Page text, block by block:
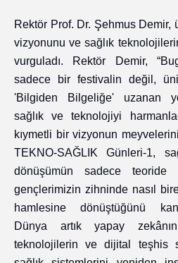
Rektör Prof. Dr. Şehmus Demir,
vizyonunu ve sağlık
vurguladı. Rektör Demir,
sadece bir festivalin değil,
'Bilgiden Bilgeliğe' uzanan
sağlık ve teknolojiyi
kıymetli bir vizyonun
TEKNO-SAĞLIK Günleri-1,
dönüşümün sadece teoride
gençlerimizin zihninde nasıl
hamlesine dönüştüğünü
Dünya artık yapay
teknolojilerin ve dijital teşhis